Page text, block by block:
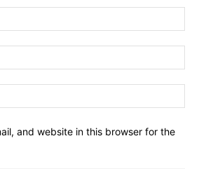
and website in this browser for the